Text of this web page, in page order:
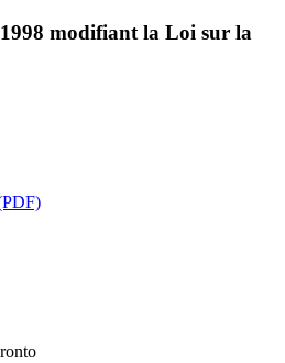
modifiant la Loi sur la